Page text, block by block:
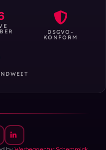
DSGVO-
KONFORM